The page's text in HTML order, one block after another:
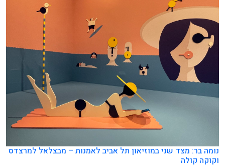
נומה בר: מצד שני במוזיאון תל אביב לאמנות – מבצלאל למרצדס
וקוקה קולה